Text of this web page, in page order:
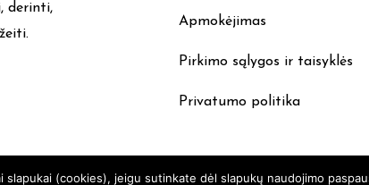
derinti,
Apmokėjimas
Pirkimo sąlygos ir taisyklės
Privatumo politika
slapukai (cookies), jeigu sutinkate dėl slapukų naudojimo